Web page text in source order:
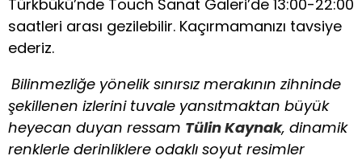
Türkbükü’nde Touch Sanat Galeri’de 13:00-22:00
saatleri arası gezilebilir. Kaçırmamanızı tavsiye
ederiz.
Bilinmezliğe yönelik sınırsız merakının zihninde
şekillenen izlerini tuvale yansıtmaktan büyük
heyecan duyan ressam Tülin Kaynak, dinamik
renklerle derinliklere odaklı soyut resimler